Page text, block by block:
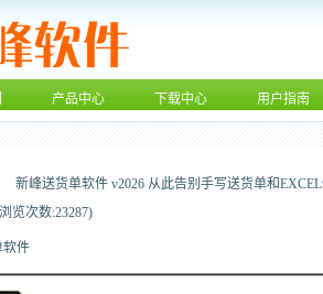
产品中心 下载中心 用户指南
新峰送货单软件 v2026 从此告别手写送货单和
览次数:23287)
软件